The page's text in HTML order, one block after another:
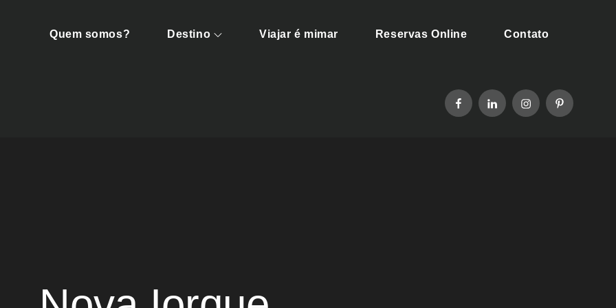
Quem somos? Destino Viajar é mimar Reservas Online Contato
facebooklinkedininstagrampinterest